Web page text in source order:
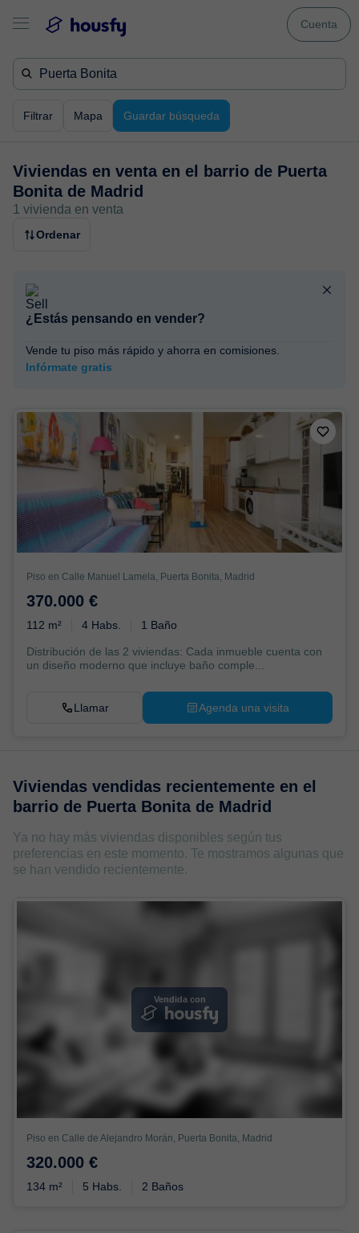
Cuenta
Filtrar Mapa Guardar búsqueda
Viviendas en venta en el barrio de Puerta
Bonita de Madrid
1 vivienda en venta
Ordenar
¿Estás pensando en vender?
Vende tu piso más rápido y ahorra en comisiones.
Infórmate gratis
Piso en Calle Manuel Lamela, Puerta Bonita, Madrid
370.000 €
112 m² 4 Habs. 1 Baño
Distribución de las 2 viviendas: Cada inmueble cuenta con
un diseño moderno que incluye baño comple...
Llamar Agenda una visita
Viviendas vendidas recientemente en el
barrio de Puerta Bonita de Madrid
Ya no hay más viviendas disponibles según tus
preferencias en este momento. Te mostramos algunas que
se han vendido recientemente.
Vendida con
Piso en Calle de Alejandro Morán, Puerta Bonita, Madrid
320.000 €
134 m² 5 Habs. 2 Baños